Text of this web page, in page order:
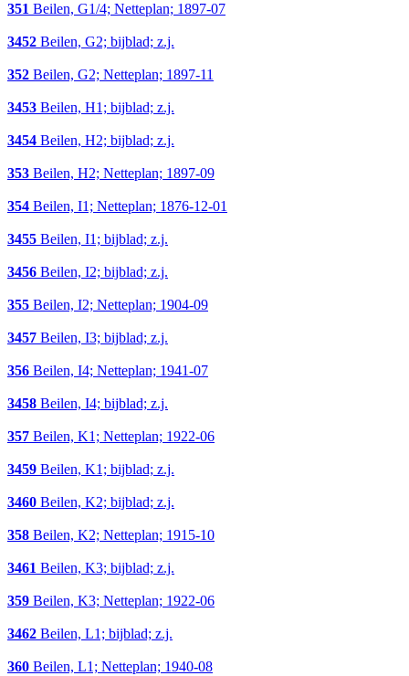
351 Beilen, G1/4; Netteplan; 1897-07
3452 Beilen, G2; bijblad; z.j.
352 Beilen, G2; Netteplan; 1897-11
3453 Beilen, H1; bijblad; z.j.
3454 Beilen, H2; bijblad; z.j.
353 Beilen, H2; Netteplan; 1897-09
354 Beilen, I1; Netteplan; 1876-12-01
3455 Beilen, I1; bijblad; z.j.
3456 Beilen, I2; bijblad; z.j.
355 Beilen, I2; Netteplan; 1904-09
3457 Beilen, I3; bijblad; z.j.
356 Beilen, I4; Netteplan; 1941-07
3458 Beilen, I4; bijblad; z.j.
357 Beilen, K1; Netteplan; 1922-06
3459 Beilen, K1; bijblad; z.j.
3460 Beilen, K2; bijblad; z.j.
358 Beilen, K2; Netteplan; 1915-10
3461 Beilen, K3; bijblad; z.j.
359 Beilen, K3; Netteplan; 1922-06
3462 Beilen, L1; bijblad; z.j.
360 Beilen, L1; Netteplan; 1940-08